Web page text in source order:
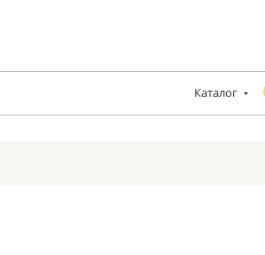
Каталог